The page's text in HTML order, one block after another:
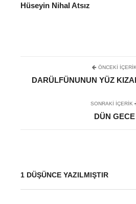
Hüseyin Nihal Atsız
ÖNCEKI İÇERIK
DARÜLFÜNUNUN YÜZ
SONRAKI IÇERIK
DÜN GECE
1 DÜŞÜNCE YAZILMIŞTIR